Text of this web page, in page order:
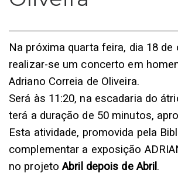
Na próxima quarta feira, dia 18 de
realizar-se um concerto em
Adriano Correia de Oliveira.
Será às 11:20, na escadaria do
terá a duração de 50 minutos,
Esta atividade, promovida pela
complementar a exposição
no projetoAbril depois de Abril.